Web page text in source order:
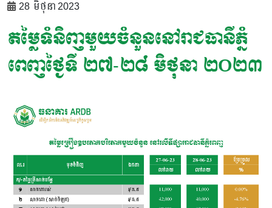
28 មិថុនា 2023
តម្លៃទំនិញមួយចំនួននៅរាជធានីភ្នំ
ពេញថ្ងៃទី ២៧-២៨ មិថុនា ២០២៣